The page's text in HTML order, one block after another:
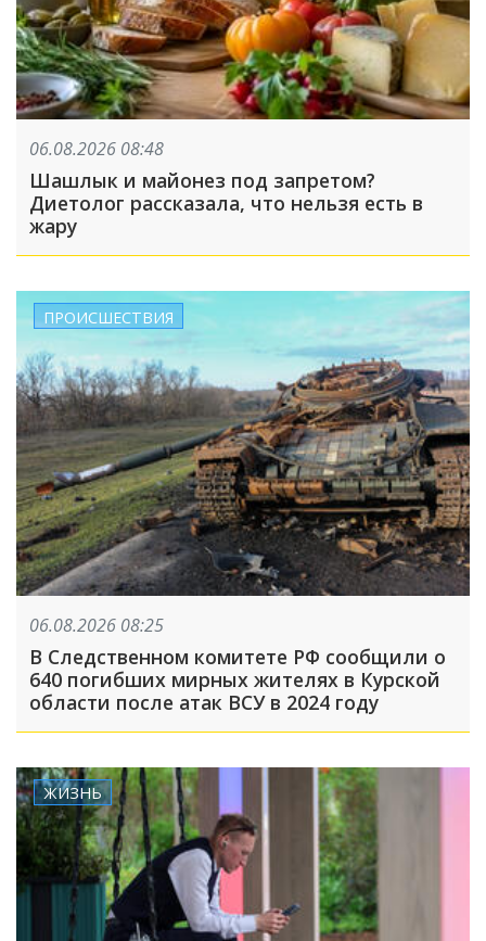
06.08.2026 08:48
Шашлык и майонез под запретом?
Диетолог рассказала, что нельзя есть в
жару
ПРОИСШЕСТВИЯ
06.08.2026 08:25
В Следственном комитете РФ сообщили о
640 погибших мирных жителях в Курской
области после атак ВСУ в 2024 году
ЖИЗНЬ